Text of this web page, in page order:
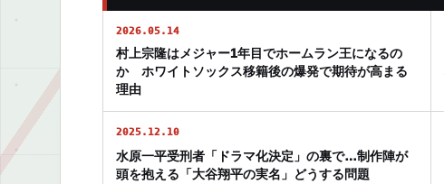
2026.05.14
村上宗隆はメジャー1年目でホームラン王になるの
か ホワイトソックス移籍後の爆発で期待が高まる
理由
2025.12.10
水原一平受刑者「ドラマ化決定」の裏で…制作陣が
頭を抱える「大谷翔平の実名」どうする問題